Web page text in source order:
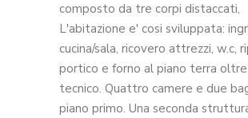
composto da tre corpi distaccati,
L'abitazione e' cosi sviluppata:
cucina/sala, ricovero attrezzi, w.c,
portico e forno al piano terra oltre
tecnico. Quattro camere e due
piano primo. Una seconda